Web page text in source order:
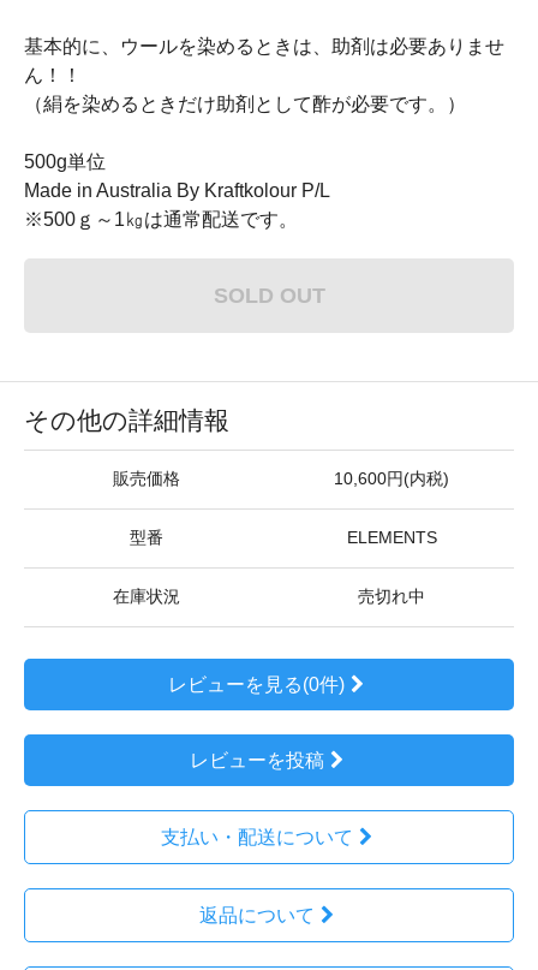
基本的に、ウールを染めるときは、助剤は必要ありませ
ん！！
（絹を染めるときだけ助剤として酢が必要です。）
500g単位
Made in Australia By Kraftkolour P/L
※500ｇ～1㎏は通常配送です。
SOLD OUT
その他の詳細情報
販売価格 10,600円(内税)
型番 ELEMENTS
在庫状況 売切れ中
レビューを見る(0件)
レビューを投稿
支払い・配送について
返品について